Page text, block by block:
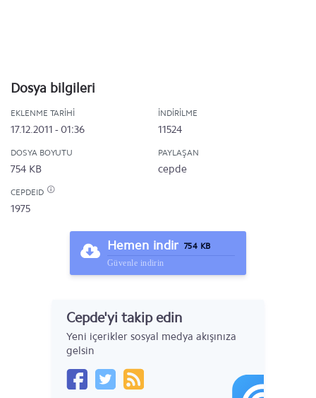
Dosya bilgileri
EKLENME TARIHI
17.12.2011 - 01:36
İNDIRILME
11524
DOSYA BOYUTU
754 KB
PAYLAŞAN
cepde
CEPDEID
1975
Hemen indir 754 KB
Güvenle indirin
Cepde'yi takip edin
Yeni içerikler sosyal medya akışınıza
gelsin